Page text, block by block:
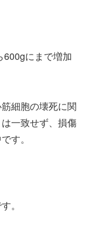
にまで増加
細胞の壊死に関
一致せず、損傷
す。
。